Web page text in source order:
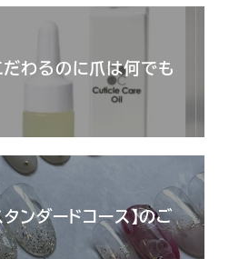
だわるのに爪は何でも
ンダードコース】のご